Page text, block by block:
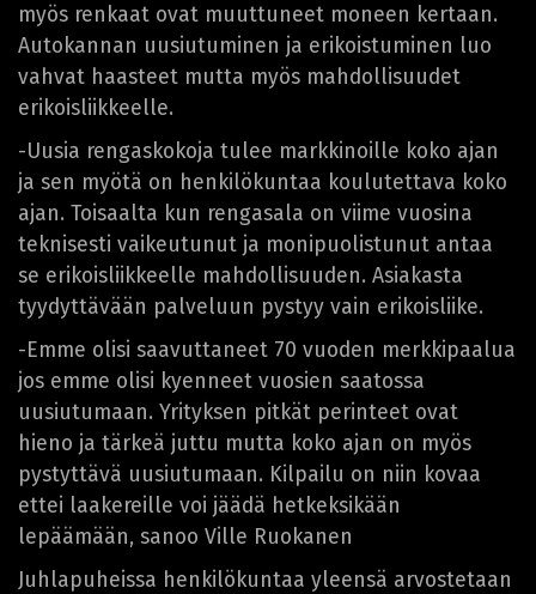
myös renkaat ovat muuttuneet moneen kertaan.
Autokannan uusiutuminen ja erikoistuminen luo
vahvat haasteet mutta myös mahdollisuudet
erikoisliikkeelle.
-Uusia rengaskokoja tulee markkinoille koko ajan
ja sen myötä on henkilökuntaa koulutettava koko
ajan. Toisaalta kun rengasala on viime vuosina
teknisesti vaikeutunut ja monipuolistunut antaa
se erikoisliikkeelle mahdollisuuden. Asiakasta
tyydyttävään palveluun pystyy vain erikoisliike.
-Emme olisi saavuttaneet 70 vuoden merkkipaalua
jos emme olisi kyenneet vuosien saatossa
uusiutumaan. Yrityksen pitkät perinteet ovat
hieno ja tärkeä juttu mutta koko ajan on myös
pystyttävä uusiutumaan. Kilpailu on niin kovaa
ettei laakereille voi jäädä hetkeksikään
lepäämään, sanoo Ville Ruokanen
Juhlapuheissa henkilökuntaa yleensä arvostetaan